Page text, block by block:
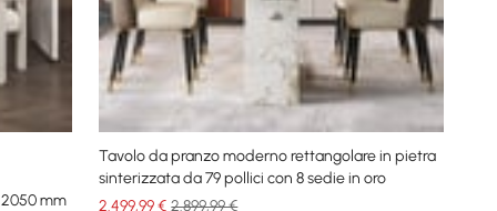
mm
Tavolo da pranzo moderno rettangolare in pietra
sinterizzata da 79 pollici con 8 sedie in oro
2.499,99€ 2.899,99 €